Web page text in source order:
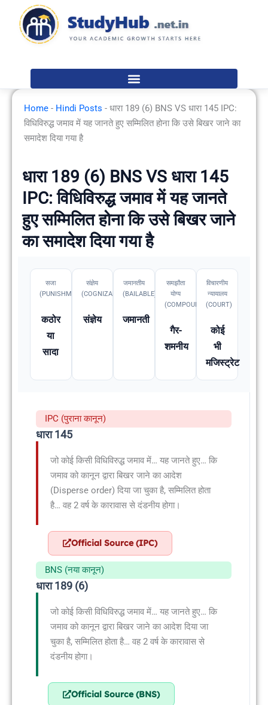
content
Home - Hindi Posts - धारा 189 (6) BNS VS धारा 145 IPC:
विधिविरुद्ध जमाव में यह जानते हुए सम्मिलित होना कि उसे बिखर जाने का
समादेश दिया गया है
धारा 189 (6) BNS VS धारा 145
IPC: विधिविरुद्ध जमाव में यह जानते
हुए सम्मिलित होना कि उसे बिखर जाने
का समादेश दिया गया है
सजा
(PUNISHMENT)
कठोर
या
सादा
संज्ञेय
(COGNIZABLE)
संज्ञेय
जमानतीय
(BAILABLE)
जमानती
समझौता
योग्य
(COMPOUNDABLE
गैर-
शमनीय
विचारणीय
न्यायालय
(COURT)
कोई
भी
मजिस्ट्रेट
IPC (पुराना कानून)
धारा 145
जो कोई किसी विधिविरुद्ध जमाव में… यह जानते हुए… कि
जमाव को कानून द्वारा बिखर जाने का आदेश
(Disperse order) दिया जा चुका है, सम्मिलित होता
है… वह 2 वर्ष के कारावास से दंडनीय होगा।
Official Source (IPC)
BNS (नया कानून)
धारा 189 (6)
जो कोई किसी विधिविरुद्ध जमाव में… यह जानते हुए… कि
जमाव को कानून द्वारा बिखर जाने का आदेश दिया जा
चुका है, सम्मिलित होता है… वह 2 वर्ष के कारावास से
दंडनीय होगा।
Official Source (BNS)